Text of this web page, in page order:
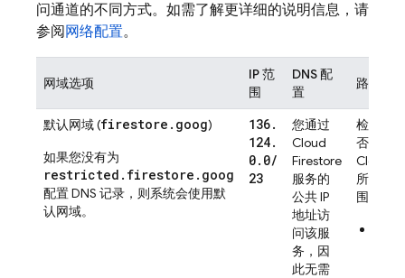
问通道的不同方式。如需了解更详细的说明信息，请
参阅 网络配置。
网域选项
IP 范
围
DNS 配
置
路由配
默认网域 (firestore.goog)
如果您没有为
restricted.firestore.goog
配置 DNS 记录，则系统会使用默
认网域。
136.
124.
0. 0/
23
您通过
Cloud
Firestore
服务的
公共 IP
地址访
问该服
务，因
此无需
检查您
否可以
Cloud
所使用
围。